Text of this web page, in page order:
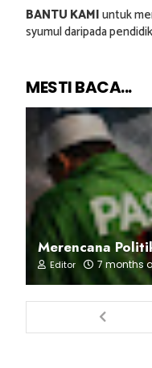
BANTU KAMIuntuk
syumul daripada
MESTI BACA...
Merencana
Editor 7 months